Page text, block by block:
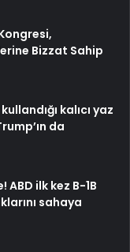
Bizzat Sahip
kalıcı yaz
da
ilk kez B-1B
sahaya